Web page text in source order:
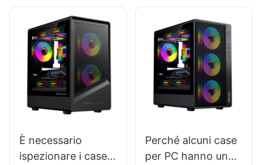
È necessario
ispezionare i case
Perché alcuni case
per PC hanno un